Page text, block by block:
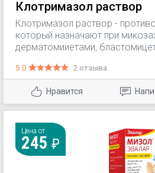
Клотримазол раствор
Клотримазол раствор -
который назначают при
дерматомииетами,
а также при урогенитальном
5.0 2 отзыва
Нравится
Цена от
245